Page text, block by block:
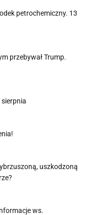
petrochemiczny. 13
przebywał Trump.
uszkodzoną
ws.